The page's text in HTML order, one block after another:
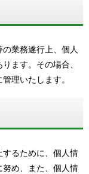
業務遂行上、個人
ます。その場合、
理いたします。
るために、個人情
め、また、個人情